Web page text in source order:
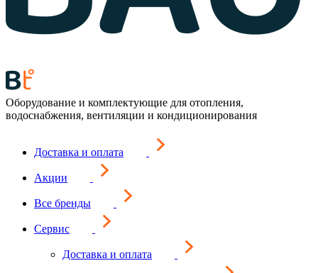
Оборудование и комплектующие для отопления,
водоснабжения, вентиляции и кондиционирования
Доставка и оплата
Акции
Все бренды
Сервис
Доставка и оплата